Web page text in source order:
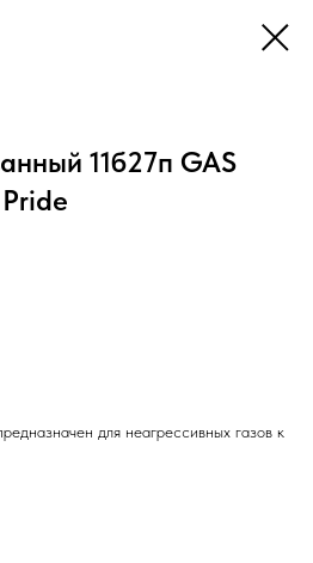
11б27п GAS
для неагрессивных газов к